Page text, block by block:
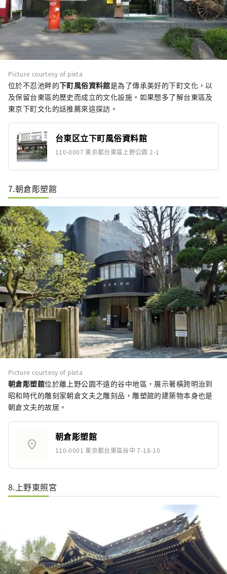
Picture courtesy of pixta
位於不忍池畔的下町風俗資料館是為了傳承美好的下町文化，以
及保留台東區的歷史而成立的文化設施。如果想多了解台東區及
東京下町文化的話推薦來這探訪。
台東区立下町風俗資料館
110-0007 東京都台東區上野公園 2-1
7.朝倉彫塑館
Picture courtesy of pixta
朝倉彫塑館位於離上野公園不遠的谷中地區，展示著橫跨明治到
昭和時代的雕刻家朝倉文夫之雕刻品，雕塑館的建築物本身也是
朝倉文夫的故居。
location_on
朝倉彫塑館
110-0001 東京都台東區谷中 7-18-10
8.上野東照宮